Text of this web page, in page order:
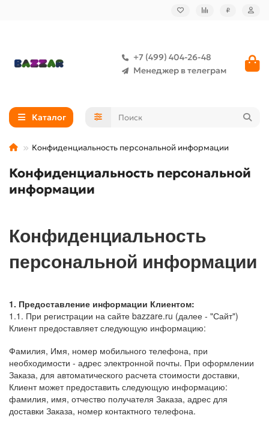
₽
+7 (499) 404-26-48
Менеджер в телеграм
Каталог
Конфиденциальность персональной информации
Конфиденциальность персональной
информации
Конфиденциальность
персональной информации
1. Предоставление информации Клиентом:
1.1. При регистрации на сайте bazzare.ru (далее - "Сайт")
Клиент предоставляет следующую информацию:
Фамилия, Имя, номер мобильного телефона, при
необходимости - адрес электронной почты. При оформлении
Заказа, для автоматического расчета стоимости доставки,
Клиент может предоставить следующую информацию:
фамилия, имя, отчество получателя Заказа, адрес для
доставки Заказа, номер контактного телефона.